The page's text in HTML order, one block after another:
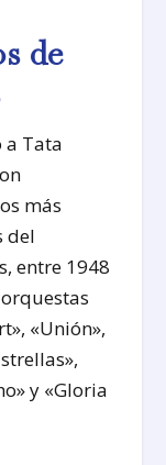
de
a Tata
más
del
entre 1948
«Unión»,
y «Gloria